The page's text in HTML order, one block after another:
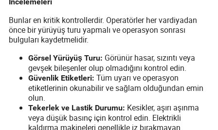
Bunlar en kritik kontrollerdir. Operatörler her vardiyadan
önce bir yürüyüş turu yapmalı ve operasyon sonrası
bulguları kaydetmelidir.
Görsel Yürüyüş Turu: Görünür hasar, sızıntı veya
gevşek bileşenler olup olmadığını kontrol edin.
Güvenlik Etiketleri: Tüm uyarı ve operasyon
etiketlerinin okunabilir ve sağlam olduğundan emin
olun.
Tekerlek ve Lastik Durumu: Kesikler, aşırı aşınma
veya düşük basınç için kontrol edin. Elektrikli
kaldırma makineleri genellikle iz bırakmayan